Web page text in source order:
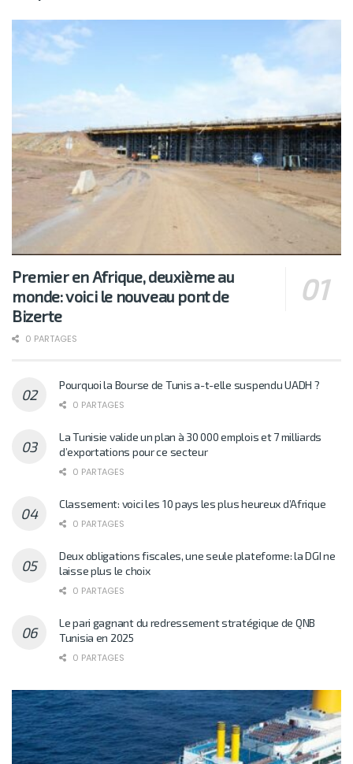
Premier en Afrique, deuxième au
monde: voici le nouveau pont de
Bizerte
0 PARTAGES
Pourquoi la Bourse de Tunis a-t-elle suspendu UADH ?
0 PARTAGES
La Tunisie valide un plan à 30 000 emplois et 7 milliards
d’exportations pour ce secteur
0 PARTAGES
Classement: voici les 10 pays les plus heureux d’Afrique
0 PARTAGES
Deux obligations fiscales, une seule plateforme: la DGI ne
laisse plus le choix
0 PARTAGES
Le pari gagnant du redressement stratégique de QNB
Tunisia en 2025
0 PARTAGES